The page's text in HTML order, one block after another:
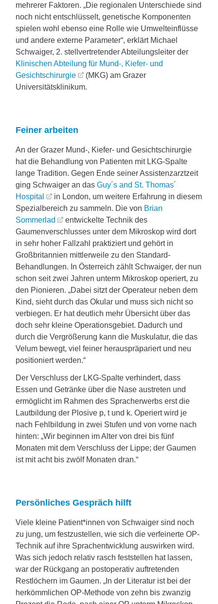
mehrerer Faktoren. „Die regionalen Unterschiede sind
noch nicht entschlüsselt, genetische Komponenten
spielen wohl ebenso eine Rolle wie Umwelteinflüsse
und andere externe Parameter“, erklärt Michael
Schwaiger, 2. stellvertretender Abteilungsleiter der
Klinischen Abteilung für Mund-, Kiefer- und
Gesichtschirurgie
(MKG) am Grazer
Universitätsklinikum.
Feiner arbeiten
An der Grazer Mund-, Kiefer- und Gesichtschirurgie
hat die Behandlung von Patienten mit LKG-Spalte
lange Tradition. Gegen Ende seiner Assistenzarztzeit
ging Schwaiger an das Guy´s and St. Thomas´
Hospital
in London, um weitere Erfahrung in diesem
Spezialbereich zu sammeln. Die von Brian
Sommerlad
entwickelte Technik des
Gaumenverschlusses unter dem Mikroskop wird dort
in sehr hoher Fallzahl praktiziert und gehört in
Großbritannien mittlerweile zu den Standard-
Behandlungen. In Österreich zählt Schwaiger, der nun
schon seit zwei Jahren unterm Mikroskop operiert, zu
den Pionieren. „Dabei sitzt der Operateur neben dem
Kind, sieht durch das Okular und muss sich nicht so
verbiegen. Er hat deutlich mehr Übersicht über das
doch sehr kleine Operationsgebiet. Dadurch und
durch die Vergrößerung kann die Muskulatur, die das
Velum bewegt, viel feiner herauspräpariert und neu
positioniert werden.“
Der Verschluss der LKG-Spalte verhindert, dass
Essen und Getränke über die Nase austreten und
ermöglicht im Rahmen des Spracherwerbs erst die
Lautbildung der Plosive p, t und k. Operiert wird je
nach Fehlbildung in zwei Stufen und von vorne nach
hinten: „Wir beginnen im Alter von drei bis fünf
Monaten mit dem Verschluss der Lippe; der Gaumen
ist mit acht bis zwölf Monaten dran.“
Persönliches Gespräch hilft
Viele kleine Patient*innen von Schwaiger sind noch
zu jung, um festzustellen, wie sich die verfeinerte OP-
Technik auf ihre Sprachentwicklung auswirken wird.
Was sich jedoch relativ rasch feststellen hat lassen,
war der Rückgang an postoperativ auftretenden
Restlöchern im Gaumen. „In der Literatur ist bei der
herkömmlichen OP-Methode von zehn bis zwanzig